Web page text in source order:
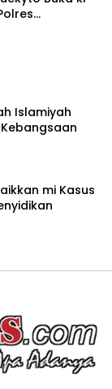
Pemuda
Islamiyah
mi Kasus